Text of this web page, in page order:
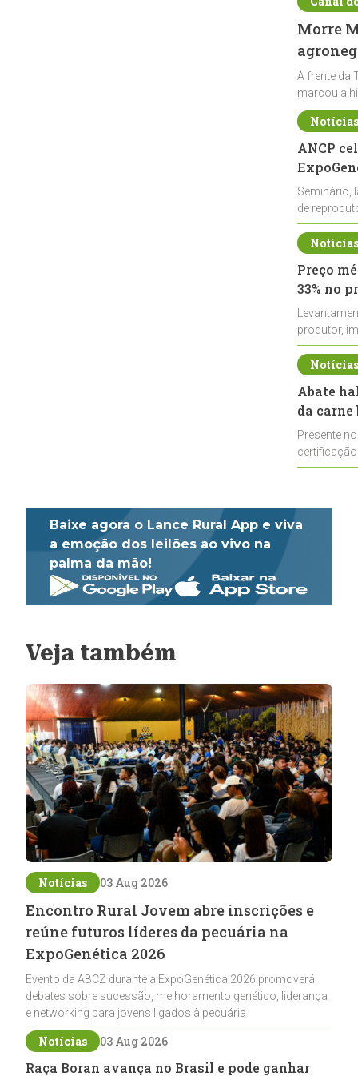
Morre
À frente da
marcou a
ANCP
Seminário,
de
durante a
Preço
33% no
produtor,
de leite cru
Abate
da
Presente
Baixe agora o Lance Rural App e viva
a emoção dos leilões ao vivo na
palma da mão!
Veja também
Notícias 03 Aug 2026
Encontro Rural Jovem abre inscrições e
reúne futuros líderes da pecuária na
ExpoGenética 2026
Evento da ABCZ durante a ExpoGenética 2026 promoverá
debates sobre sucessão, melhoramento genético, liderança
e networking para jovens ligados à pecuária
Notícias 03 Aug 2026
Raça Boran avança no Brasil e pode ganhar